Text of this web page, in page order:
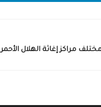
مراكز إغاثة الهلال الأحمر